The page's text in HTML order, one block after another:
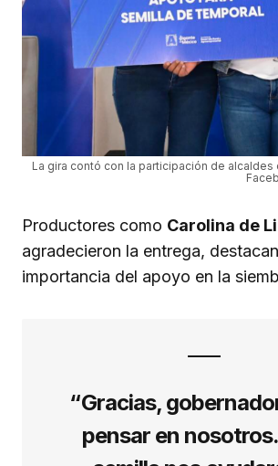
La gira contó con la participación de alcaldes
Productores como Carolina de
agradecieron la entrega,
importancia del apoyo en la
“Gracias,
pensar en